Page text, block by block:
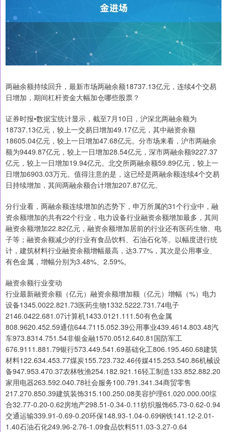
两融余额持续回升，最新市场两融余额18737.13亿元，连续4个交易
日增加，期间杠杆资金大幅加仓哪些股票？
证券时报•数据宝统计显示，截至7月10日，沪深北两融余额为
18737.13亿元，较上一交易日增加49.17亿元，其中融资余额
18605.04亿元，较上一日增加47.68亿元。分市场来看，沪市两融余
额为9449.87亿元，较上一日增加28.54亿元，深市两融余额9227.37
亿元，较上一日增加19.94亿元。北交所两融余额59.89亿元，较上一
日增加6903.03万元。值得注意的是，这已经是两融余额连续4个交易
日持续增加，其间两融余额合计增加207.87亿元。
分行业看，两融余额连续增加的态势下，申万所属的31个行业中，融
资余额增加的共有22个行业，电力设备行业融资余额增加最多，其间
融资余额增加22.82亿元，融资余额增加居前的行业还有医药生物、电
子等；融资余额减少的行业有食品饮料、石油石化等。以幅度进行统
计，建筑材料行业融资余额增幅最高，达3.77%，其次是公用事业、
有色金属，增幅分别为3.48%、2.59%。
融资余额行业变动
行业最新融资余额（亿元）融资余额增加额（亿元）增幅（%）电力
设备1345.0022.821.73医药生物1332.5222.731.74电子
2146.0422.681.07计算机1433.0121.111.50有色金属
808.9620.452.59通信644.7115.052.39公用事业439.4614.803.48汽
车973.8314.751.54非银金融1570.0512.640.81国防军工
676.9111.881.79银行573.449.541.69基础化工806.195.460.68建筑
材料122.634.453.77煤炭155.723.732.46传媒415.253.540.86机械设
备947.953.470.37农林牧渔254.182.921.16轻工制造133.852.882.20
家用电器263.592.040.78社会服务100.791.341.34商贸零售
217.270.850.39建筑装饰315.100.250.08美容护理61.020.000.00综
合32.77-0.20-0.62房地产298.51-0.34-0.11纺织服饰65.73-0.62-0.94
交通运输339.91-0.69-0.20环保148.93-1.04-0.69钢铁141.12-2.01-
1.40石油石化249.96-2.76-1.09食品饮料511.03-3.27-0.64